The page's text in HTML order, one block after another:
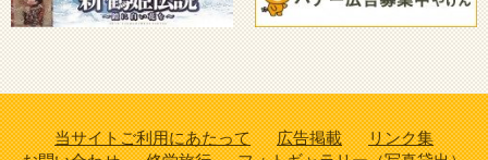
当サイトご利用にあたって 広告掲載
リンク集